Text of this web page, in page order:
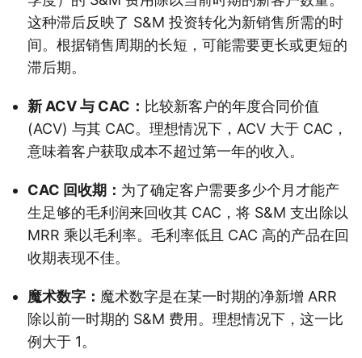
这种滞后反映了 S&M 投资转化为新销售所需的时
间。根据销售周期的长短，可能需要更长或更短的
滞后期。
新 ACV 与 CAC： 比较新客户的年度合同价值
(ACV) 与其 CAC。理想情况下，ACV 大于 CAC，
意味着客户获取成本不超过第一年的收入。
CAC 回收期： 为了确定客户需要多少个月才能产
生足够的毛利润来回收其 CAC，将 S&M 支出除以
MRR 乘以毛利率。毛利率低且 CAC 高的产品在回
收期表现不佳。
魔术数字： 魔术数字是在某一时期的净新增 ARR
除以前一时期的 S&M 费用。理想情况下，这一比
例大于 1。